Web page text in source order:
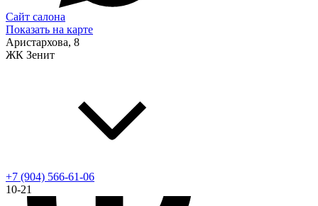
Сайт салона
Показать на карте
Аристархова, 8
ЖК Зенит
+7 (904) 566-61-06
10-21